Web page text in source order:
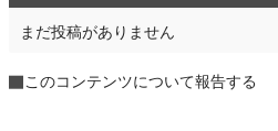
まだ投稿がありません
このコンテンツについて報告する